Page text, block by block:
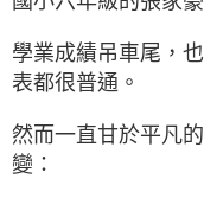
學業成績吊車尾，
表都很普通。
然而一直甘於平凡
變：